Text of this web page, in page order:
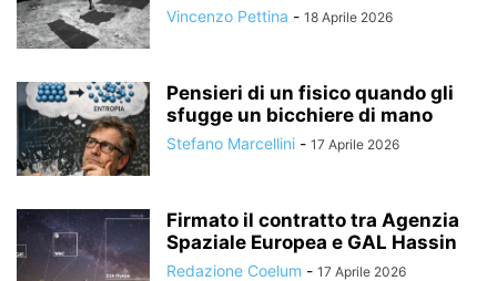
Vincenzo Pettina - 18 Aprile 2026
Pensieri di un fisico quando gli
sfugge un bicchiere di mano
Stefano Marcellini - 17 Aprile 2026
Firmato il contratto tra Agenzia
Spaziale Europea e GAL Hassin
Redazione Coelum - 17 Aprile 2026